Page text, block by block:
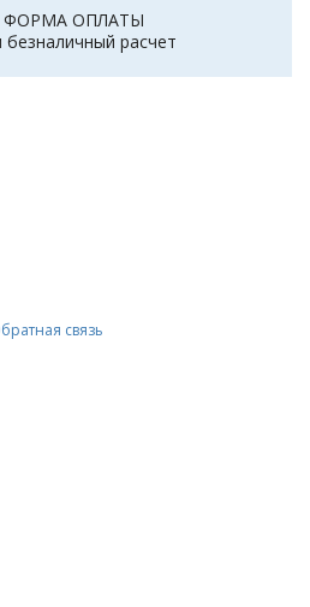
ОПЛАТЫ
расчет
связь